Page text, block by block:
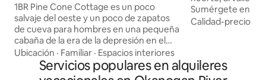
Okanogan, WA (a 6,4 km de Omak)
1BR Pine Cone Cottage es un poco
salvaje del oeste y un poco de zapatos
de cueva para hombres en una pequeña
cabaña de la era de la depresión en el
hermoso norte del centro de
Washington. Pequeño pero cómodo,
con wifi y TV inteligente
Ubicación · Familiar · Espacios interiores
Sumérgete en el
terraza y disfruta
destacado • Jacuzzi para 7 personas con
vista • Se
Calidad-precio
Servicios populares en alquileres